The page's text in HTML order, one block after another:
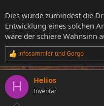
Dies würde zumindest die
Entwicklung eines solchen
wäre der schiere Wahnsinn
R
e
a
k
i
infosammler undGorgo
H Helios
Inventar